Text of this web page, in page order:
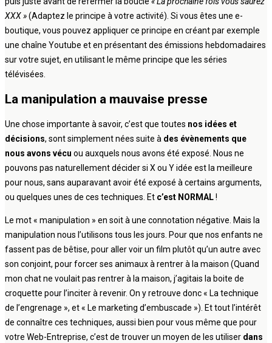
XXX »(Adaptez le principe à votre activité). Si vous êtes une e-
boutique, vous pouvez appliquer ce principe en créant par exemple
une chaîne Youtube et en présentant des émissions hebdomadaires
sur votre sujet, en utilisant le même principe que les séries
télévisées.
La manipulation a mauvaise presse
Une chose importante à savoir, c’est que toutes nos idées et
décisions, sont simplement nées suite à des évènements que
nous avons vécu ou auxquels nous avons été exposé. Nous ne
pouvons pas naturellement décider si X ou Y idée est la meilleure
pour nous, sans auparavant avoir été exposé à certains arguments,
ou quelques unes de ces techniques. Et c’est NORMAL!
Le mot « manipulation » en soit à une connotation négative. Mais la
manipulation nous l’utilisons tous les jours. Pour que nos enfants ne
fassent pas de bêtise, pour aller voir un film plutôt qu’un autre avec
son conjoint, pour forcer ses animaux à rentrer à la maison (Quand
mon chat ne voulait pas rentrer à la maison, j’agitais la boite de
croquette pour l’inciter à revenir. On y retrouve donc « La technique
de l’engrenage », et « Le marketing d’embuscade »). Et tout l’intérêt
de connaître ces techniques, aussi bien pour vous même que pour
votre Web-Entreprise, c’est de trouver un moyen de les utiliser dans